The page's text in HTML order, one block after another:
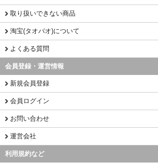
取り扱いできない商品
淘宝(タオバオ)について
よくある質問
会員登録・運営情報
新規会員登録
会員ログイン
お問い合わせ
運営会社
利用規約など